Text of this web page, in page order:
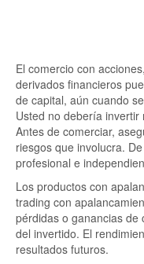
El comercio con
derivados financieros
de capital, aún cuando
Usted no debería
Antes de comerciar,
riesgos que involucra.
profesional e
Los productos con
trading con
pérdidas o ganancias de
del invertido. El
resultados futuros.